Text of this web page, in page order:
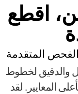
اقطع
المتقدمة
والدقيق لخطوط
المعايير. لقد